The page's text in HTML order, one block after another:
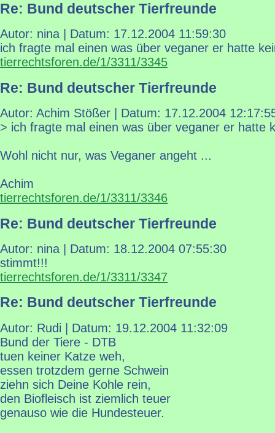
Re: Bund deutscher Tierfreunde
Autor: nina | Datum: 17.12.2004 11:59:30
ich fragte mal einen was über veganer er hatte
tierrechtsforen.de/1/3311/3345
Re: Bund deutscher Tierfreunde
Autor: Achim Stößer | Datum: 17.12.2004
> ich fragte mal einen was über veganer er hatte
Wohl nicht nur, was Veganer angeht ...
Achim
tierrechtsforen.de/1/3311/3346
Re: Bund deutscher Tierfreunde
Autor: nina | Datum: 18.12.2004 07:55:30
stimmt!!!
tierrechtsforen.de/1/3311/3347
Re: Bund deutscher Tierfreunde
Autor: Rudi | Datum: 19.12.2004 11:32:09
Bund der Tiere - DTB
tuen keiner Katze weh,
essen trotzdem gerne Schwein
ziehn sich Deine Kohle rein,
den Biofleisch ist ziemlich teuer
genauso wie die Hundesteuer.